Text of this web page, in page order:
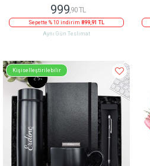
999,90 TL
Sepette % 10 indirim 899,91 TL
Aynı Gün Teslimat
Kişiselleştirilebilir